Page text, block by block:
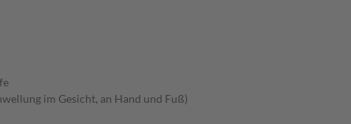
im Gesicht, an Hand und Fuß)